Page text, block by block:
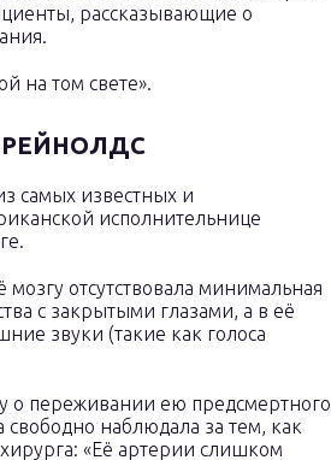
рассказывающие о
на том свете».
самых известных и
исполнительнице
отсутствовала минимальная
с закрытыми глазами, а в её
звуки (такие как голоса
о переживании ею предсмертного
свободно наблюдала за тем, как
«Её артерии слишком